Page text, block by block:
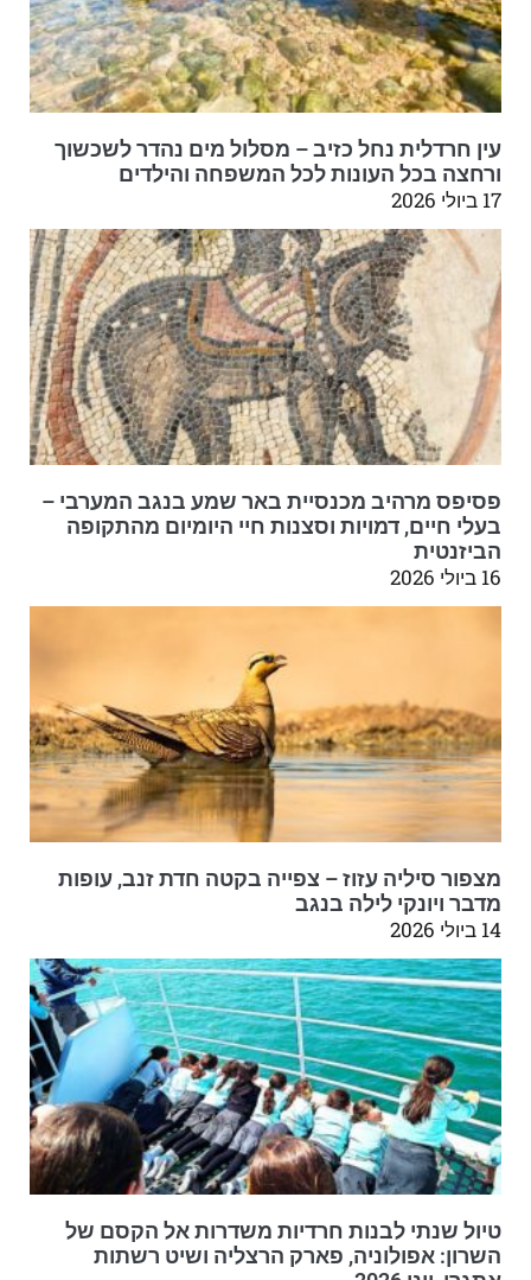
עין חרדלית נחל כזיב – מסלול מים נהדר לשכשוך
ורחצה בכל העונות לכל המשפחה והילדים
17 ביולי 2026
פסיפס מרהיב מכנסיית באר שמע בנגב המערבי –
בעלי חיים, דמויות וסצנות חיי היומיום מהתקופה
הביזנטית
16 ביולי 2026
מצפור סיליה עזוז – צפייה בקטה חדת זנב, עופות
מדבר ויונקי לילה בנגב
14 ביולי 2026
טיול שנתי לבנות חרדיות משדרות אל הקסם של
השרון: אפולוניה, פארק הרצליה ושיט רשתות